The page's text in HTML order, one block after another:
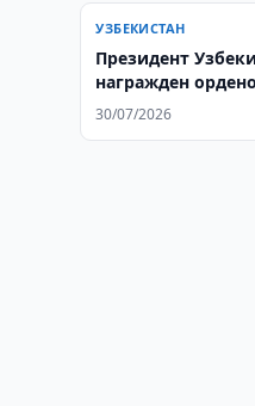
УЗБЕКИСТАН
Президент
награжден
степени
30/07/2026